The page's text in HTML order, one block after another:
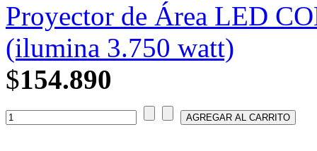
Proyector de Área LED
(ilumina 3.750 watt)
$154.890